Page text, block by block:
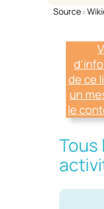
Source :
de ce
un
le
Tous